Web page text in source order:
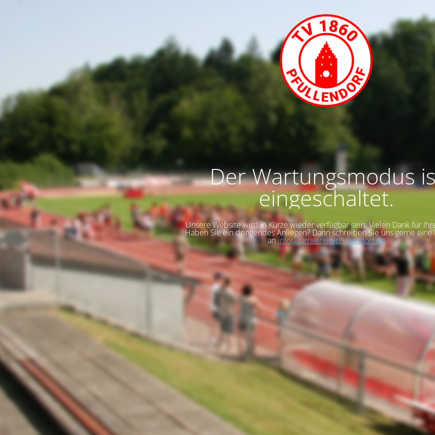
Der Wartungsmodus
eingeschaltet.
Unsere Website wird in Kürze wieder verfügbar sein. Vielen Dank für
Haben Sie ein dringendes Anliegen? Dann schreiben Sie uns gerne
aninfo@turnverein-pfullendorf.de